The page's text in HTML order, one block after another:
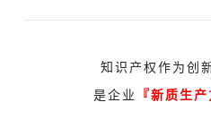
知识产权作为创
是企业
『新质生产